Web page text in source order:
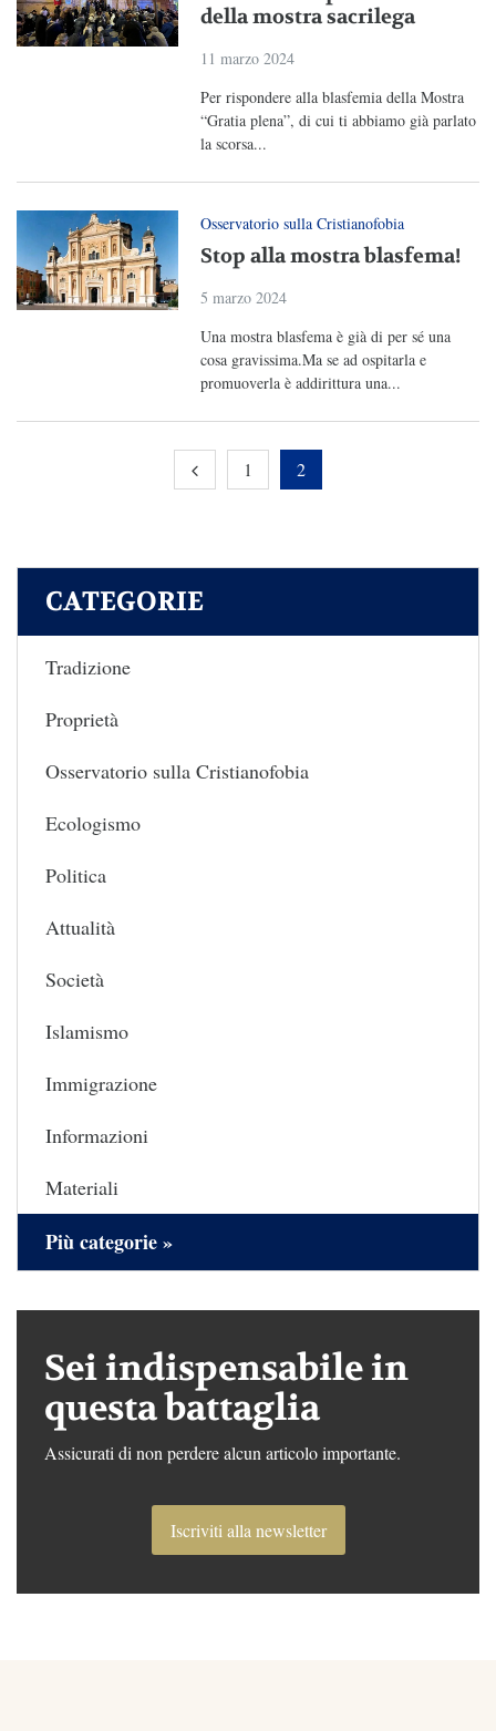
della mostra sacrilega
11 marzo 2024
Per rispondere alla blasfemia della Mostra
“Gratia plena”, di cui ti abbiamo già parlato
la scorsa...
Osservatorio sulla Cristianofobia
Stop alla mostra blasfema!
5 marzo 2024
Una mostra blasfema è già di per sé una
cosa gravissima.Ma se ad ospitarla e
promuoverla è addirittura una...
1 2
CATEGORIE
Tradizione
Proprietà
Osservatorio sulla Cristianofobia
Ecologismo
Politica
Attualità
Società
Islamismo
Immigrazione
Informazioni
Materiali
Più categorie »
Sei indispensabile in
questa battaglia
Assicurati di non perdere alcun articolo importante.
Iscriviti alla newsletter